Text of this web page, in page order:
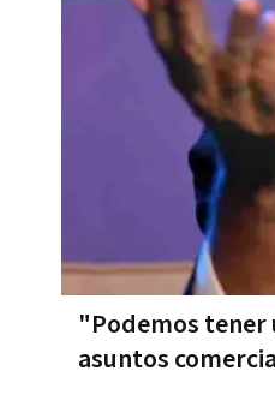
"Podemos tener
asuntos